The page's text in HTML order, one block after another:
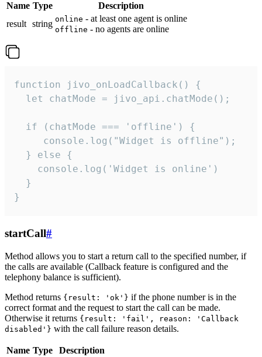
Name Type
Description
result string online - at least one agent is online
offline - no agents are online
function jivo_onLoadCallback() {
  let chatMode = jivo_api.chatMode();
  if (chatMode === 'offline') {
     console.log("Widget is offline");
  } else {
    console.log('Widget is online')
  }
}
startCall#
Method allows you to start a return call to the specified number, if
the calls are available (Callback feature is configured and the
telephony balance is sufficient).
Method returns {result: 'ok'} if the phone number is in the
correct format and the request to start the call can be made.
Otherwise it returns {result: 'fail', reason: 'Callback
disabled'} with the call failure reason details.
Name Type
Description